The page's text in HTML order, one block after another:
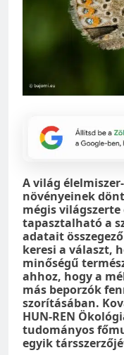
A világ
növényeinek
mégis
tapasztalható a
adatait
keresi a választ,
minőségű
ahhoz, hogy a
más beporzók
szorításában.
HUN-REN
tudományos
egyik